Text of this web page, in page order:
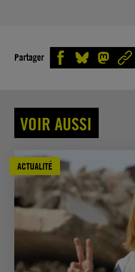
Partager
VOIR AUSSI
ACTUALITÉ